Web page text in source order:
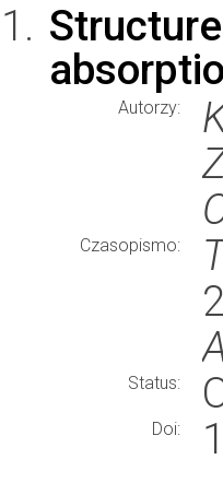
Autorzy:
Czasopismo:
Status:
Doi: